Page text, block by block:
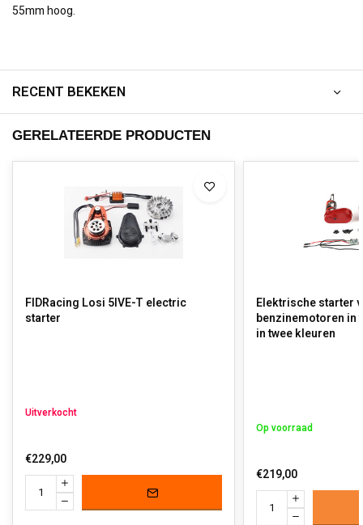
55mm hoog.
RECENT BEKEKEN
GERELATEERDE PRODUCTEN
FIDRacing Losi 5IVE-T electric
starter
Uitverkocht
€229,00
Elektrische starter
benzinemotoren in
in twee kleuren
Op voorraad
€219,00